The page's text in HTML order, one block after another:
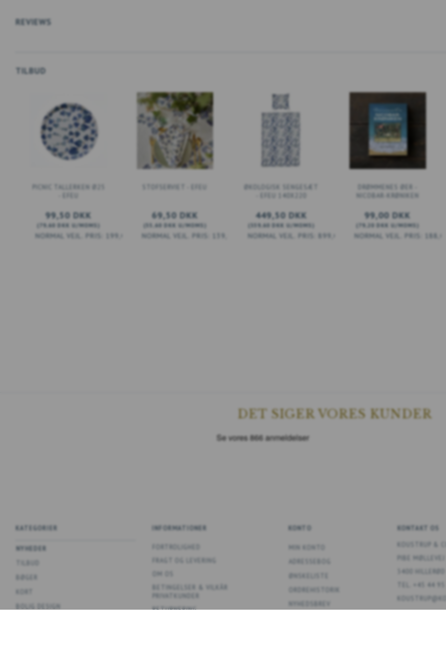
REVIEWS
TILBUD
PICNIC TALLERKEN Ø25
99,50 DKK
79,60 DKK U/MOMS
199,00 DKK
69,50 DKK
55,60 DKK U/MOMS
139,00 DKK
ØKOLOGISK SENGESÆT
- EFEU 140X220
449,50 DKK
359,60 DKK U/MOMS
899,00 DKK
DRØMMENES ØER -
NICOBAR-KRØNIKEN
99,00 DKK
79,20 DKK U/MOMS
DET SIGER VORES KUNDER
KATEGORIER
NYHEDER
INFORMATIONER
OM OS
RETURNERING
KONTO
MIN KONTO
ADRESSEBOG
KONTAKT OS
PIBE MØLLEVEJ
3400 HILLERØD
TEL. +45 44 95